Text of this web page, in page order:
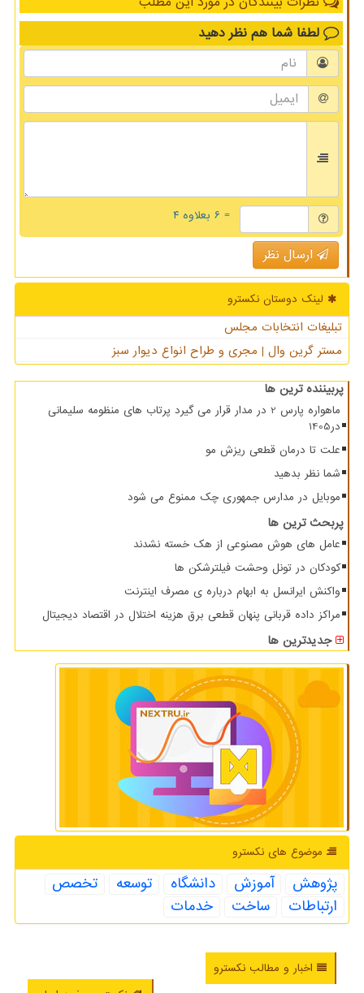
لطفا شما هم نظر دهید
= ۶ بعلاوه ۴
ارسال نظر
لینک دوستان نكسترو
تبلیغات انتخابات مجلس
مستر گرین وال | مجری و طراح انواع دیوار سبز
پربیننده ترین ها
ماهواره پارس 2 در مدار قرار می گیرد پرتاب های منظومه سلیمانی
در1405
علت تا درمان قطعی ریزش مو
شما نظر بدهید
موبایل در مدارس جمهوری چک ممنوع می شود
پربحث ترین ها
عامل های هوش مصنوعی از هک خسته نشدند
کودکان در تونل وحشت فیلترشکن ها
واکنش ایرانسل به ابهام درباره ی مصرف اینترنت
مراکز داده قربانی پنهان قطعی برق هزینه اختلال در اقتصاد دیجیتال
جدیدترین ها
موضوع های نكسترو
پژوهش آموزش دانشگاه توسعه
تخصص
ارتباطات
ساخت خدمات
اخبار و مطالب نکسترو